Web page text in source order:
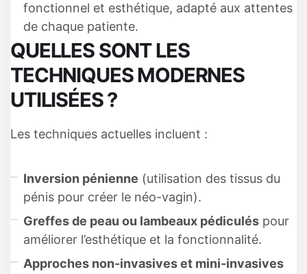
fonctionnel et esthétique, adapté aux attentes
de chaque patiente.
QUELLES SONT LES
TECHNIQUES MODERNES
UTILISÉES ?
Les techniques actuelles incluent :
Inversion pénienne (utilisation des tissus du
pénis pour créer le néo-vagin).
Greffes de peau ou lambeaux pédiculés pour
améliorer l’esthétique et la fonctionnalité.
Approches non-invasives et mini-invasives